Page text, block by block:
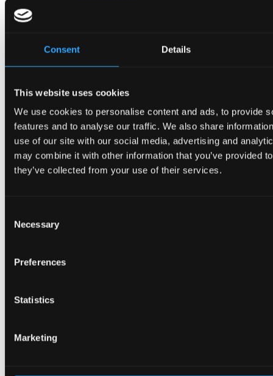
Consent Details
This website uses cookies
We use cookies to personalise content and ads, to provide
features and to analyse our traffic. We also share
use of our site with our social media, advertising and
may combine it with other information that you’ve provided
they’ve collected from your use of their services.
Selection
Necessary
Preferences
Statistics
Marketing
en
Om København
Om Ørestad
Adresser og indgange
da
en